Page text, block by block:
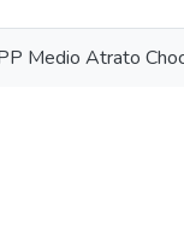
Medio Atrato